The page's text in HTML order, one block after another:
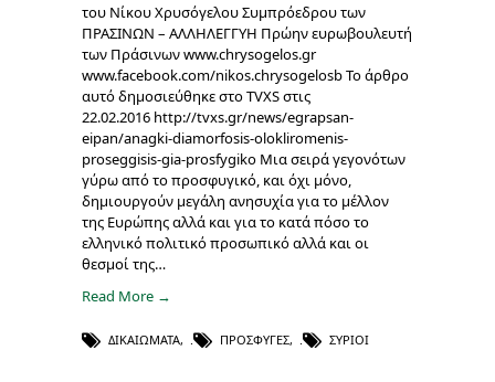
του Νίκου Χρυσόγελου Συμπρόεδρου των
ΠΡΑΣΙΝΩΝ – ΑΛΛΗΛΕΓΓΥΗ Πρώην ευρωβουλευτή
των Πράσινων www.chrysogelos.gr
www.facebook.com/nikos.chrysogelosb Το άρθρο
αυτό δημοσιεύθηκε στο TVXS στις
22.02.2016 http://tvxs.gr/news/egrapsan-
eipan/anagki-diamorfosis-olokliromenis-
proseggisis-gia-prosfygiko Μια σειρά γεγονότων
γύρω από το προσφυγικό, και όχι μόνο,
δημιουργούν μεγάλη ανησυχία για το μέλλον
της Ευρώπης αλλά και για το κατά πόσο το
ελληνικό πολιτικό προσωπικό αλλά και οι
θεσμοί της…
Read More →
ΔΙΚΑΙΏΜΑΤΑ, ΠΡΌΣΦΥΓΕΣ, ΣΎΡΙΟΙ